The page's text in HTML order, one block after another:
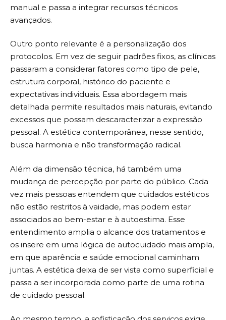
manual e passa a integrar recursos técnicos
avançados.
Outro ponto relevante é a personalização dos
protocolos. Em vez de seguir padrões fixos, as clínicas
passaram a considerar fatores como tipo de pele,
estrutura corporal, histórico do paciente e
expectativas individuais. Essa abordagem mais
detalhada permite resultados mais naturais, evitando
excessos que possam descaracterizar a expressão
pessoal. A estética contemporânea, nesse sentido,
busca harmonia e não transformação radical.
Além da dimensão técnica, há também uma
mudança de percepção por parte do público. Cada
vez mais pessoas entendem que cuidados estéticos
não estão restritos à vaidade, mas podem estar
associados ao bem-estar e à autoestima. Esse
entendimento amplia o alcance dos tratamentos e
os insere em uma lógica de autocuidado mais ampla,
em que aparência e saúde emocional caminham
juntas. A estética deixa de ser vista como superficial e
passa a ser incorporada como parte de uma rotina
de cuidado pessoal.